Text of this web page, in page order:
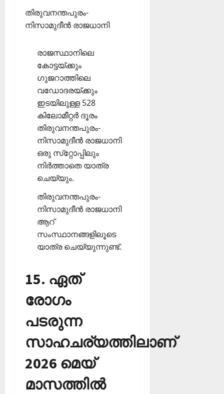
തിരുവനന്തപുരം-
നിസാമുദീന്‍ രാജധാനി
രാജസ്ഥാനിലെ
കോട്ടയ്ക്കും
ഗുജറാത്തിലെ
വഡോദരയ്ക്കും
ഇടയിലുള്ള 528
കിലോമീറ്റര്‍ ദൂരം
തിരുവനന്തപുരം-
നിസാമുദീന്‍ രാജധാനി
ഒരു സ്‌റ്റോപ്പിലും
നിര്‍ത്താതെ യാത്ര
ചെയ്യും.
തിരുവനന്തപുരം-
നിസാമുദീന്‍ രാജധാനി
ആറ്
സംസ്ഥാനങ്ങളിലൂടെ
യാത്ര ചെയ്യുന്നുണ്ട്.
15. ഏത്
രോഗം
പടരുന്ന
സാഹചര്യത്തിലാണ്
2026 മെയ്
മാസത്തില്‍